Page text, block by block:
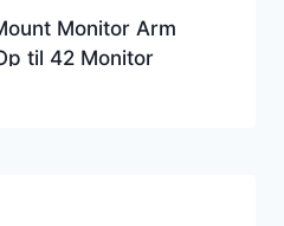
Monitor Arm
til 42 Monitor